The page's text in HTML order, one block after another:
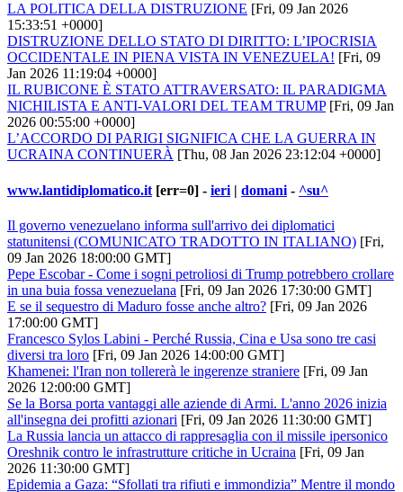
LA POLITICA DELLA DISTRUZIONE [Fri, 09 Jan 2026
15:33:51 +0000]
DISTRUZIONE DELLO STATO DI DIRITTO: L’IPOCRISIA
OCCIDENTALE IN PIENA VISTA IN VENEZUELA! [Fri, 09
Jan 2026 11:19:04 +0000]
IL RUBICONE È STATO ATTRAVERSATO: IL PARADIGMA
NICHILISTA E ANTI-VALORI DEL TEAM TRUMP[Fri, 09 Jan
2026 00:55:00 +0000]
L’ACCORDO DI PARIGI SIGNIFICA CHE LA GUERRA IN
UCRAINA CONTINUERÀ [Thu, 08 Jan 2026 23:12:04 +0000]
www.lantidiplomatico.it [err=0] - ieri | domani - ^su^
Il governo venezuelano informa sull'arrivo dei diplomatici
statunitensi (COMUNICATO TRADOTTO IN ITALIANO) [Fri,
09 Jan 2026 18:00:00 GMT]
Pepe Escobar - Come i sogni petroliosi di Trump potrebbero crollare
in una buia fossa venezuelana [Fri, 09 Jan 2026 17:30:00 GMT]
E se il sequestro di Maduro fosse anche altro? [Fri, 09 Jan 2026
17:00:00 GMT]
Francesco Sylos Labini - Perché Russia, Cina e Usa sono tre casi
diversi tra loro [Fri, 09 Jan 2026 14:00:00 GMT]
Khamenei: l'Iran non tollererà le ingerenze straniere [Fri, 09 Jan
2026 12:00:00 GMT]
Se la Borsa porta vantaggi alle aziende di Armi. L'anno 2026 inizia
all'insegna dei profitti azionari [Fri, 09 Jan 2026 11:30:00 GMT]
La Russia lancia un attacco di rappresaglia con il missile ipersonico
Oreshnik contro le infrastrutture critiche in Ucraina [Fri, 09 Jan
2026 11:30:00 GMT]
Epidemia a Gaza: “Sfollati tra rifiuti e immondizia” Mentre il mondo